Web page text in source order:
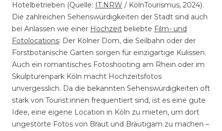
Hotelbetrieben (Quelle: IT.NRW / KölnTourismus, 2024).
Die zahlreichen Sehenswürdigkeiten der Stadt sind auch
bei Anlässen wie einer Hochzeit beliebte Film- und
Fotolocations: Der Kölner Dom, die Seilbahn oder der
Forstbotanische Garten sorgen für einzigartige Kulissen.
Auch ein romantisches Fotoshooting am Rhein oder im
Skulpturenpark Köln macht Hochzeitsfotos
unvergesslich. Da die bekannten Sehenswürdigkeiten oft
stark von Tourist:innen frequentiert sind, ist es eine gute
Idee, eine eigene Location in Köln zu mieten, um dort
ungestörte Fotos von Braut und Bräutigam zu machen –